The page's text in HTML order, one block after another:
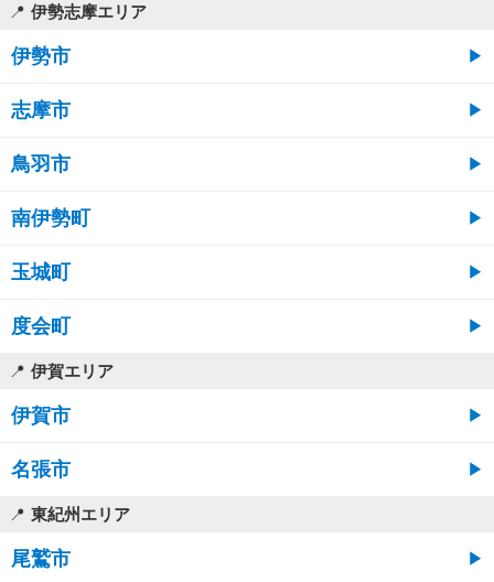
伊勢志摩エリア
伊勢市
志摩市
鳥羽市
南伊勢町
玉城町
度会町
伊賀エリア
伊賀市
名張市
東紀州エリア
尾鷲市